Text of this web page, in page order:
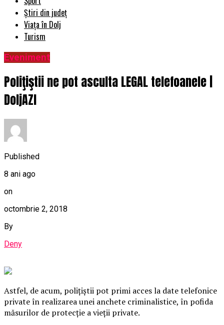
Știri din județ
Viața în Dolj
Turism
Eveniment
Poliţiştii ne pot asculta LEGAL telefoanele |
DoljAZI
Published
8 ani ago
on
octombrie 2, 2018
By
Deny
Astfel, de acum, poliţiştii pot primi acces la date telefonice
private în realizarea unei anchete criminalistice, în pofida
măsurilor de protecţie a vieţii private.